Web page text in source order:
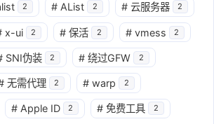
2 # AList 2 # 云服务器 2
x-ui 2 # 保活 2 # vmess 2
SNI伪装 2 # 绕过GFW 2
无需代理 2 # warp 2
# Apple ID 2 # 免费工具 2